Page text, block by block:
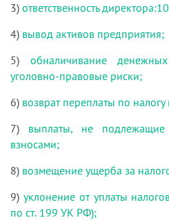
3) ответственность
4) вывод активов предприятия;
5) обналичивание
уголовно-правовые риски;
6) возврат переплаты по
7) выплаты, не
взносами;
8) возмещение ущерба за
9) уклонение от уплаты
по ст. 199 УК РФ);